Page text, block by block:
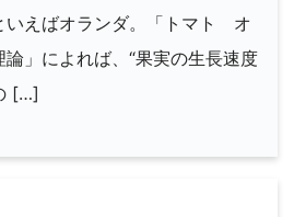
いえばオランダ。「トマト オ
」によれば、“果実の生長速度
[…]